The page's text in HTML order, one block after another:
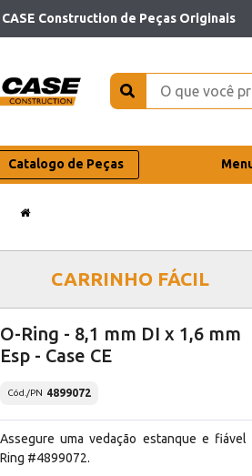
CASE Construction de Peças Originais
Catalogo de Peças
CARRINHO FÁCIL
O-Ring - 8,1 mm DI x 1,6 mm
Esp - Case CE
Cód./PN 4899072
Assegure uma vedação estanque e
Ring #4899072.